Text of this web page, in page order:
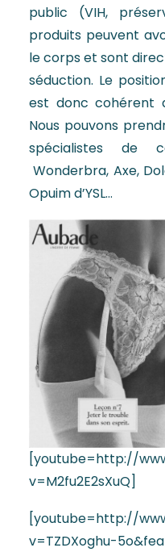
public (VIH,
produits peuvent
le corps et sont
séduction. Le
est donc cohérent
Nous pouvons
spécialistes de
Wonderbra, Axe,
Opuim d’YSL…
[youtube=http://
v=M2fu2E2sXuQ]
[youtube=http://
v=TZDXoghu-